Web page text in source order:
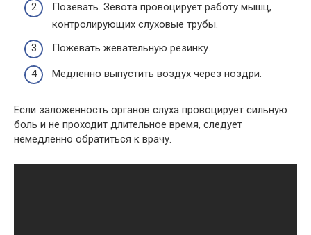
Позевать. Зевота провоцирует работу мышц,
контролирующих слуховые трубы.
Пожевать жевательную резинку.
Медленно выпустить воздух через ноздри.
Если заложенность органов слуха провоцирует сильную
боль и не проходит длительное время, следует
немедленно обратиться к врачу.